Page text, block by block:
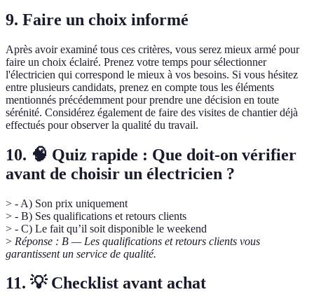
9. Faire un choix informé
Après avoir examiné tous ces critères, vous serez mieux armé pour
faire un choix éclairé. Prenez votre temps pour sélectionner
l'électricien qui correspond le mieux à vos besoins. Si vous hésitez
entre plusieurs candidats, prenez en compte tous les éléments
mentionnés précédemment pour prendre une décision en toute
sérénité. Considérez également de faire des visites de chantier déjà
effectués pour observer la qualité du travail.
10. 🧠 Quiz rapide : Que doit-on vérifier
avant de choisir un électricien ?
> - A) Son prix uniquement
> - B) Ses qualifications et retours clients
> - C) Le fait qu’il soit disponible le weekend
> Réponse : B — Les qualifications et retours clients vous
garantissent un service de qualité.
11. 💡 Checklist avant achat